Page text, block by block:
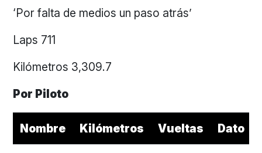
‘Por falta de medios un paso atrás’
Laps 711
Kilómetros 3,309.7
Por Piloto
Nombre Kilómetros Vueltas Dato